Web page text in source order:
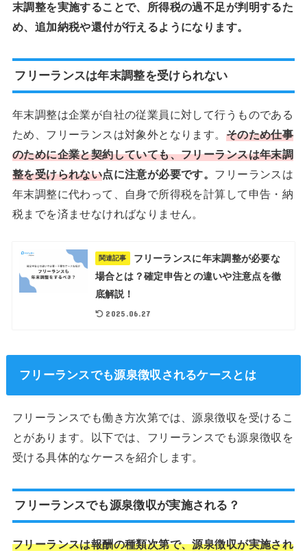
末調整を実施することで、所得税の過不足が判明するた
め、追加納税や還付が行えるようになります。
フリーランスは年末調整を受けられない
年末調整は企業が自社の従業員に対して行うものである
ため、フリーランスは対象外となります。 そのため仕事
のために企業と契約していても、フリーランスは年末調
整を受けられない点に注意が必要です。 フリーランスは
年末調整に代わって、自身で所得税を計算して申告・納
税までを済ませなければなりません。
関連記事
フリーランスに年末調整が必要な
場合とは？確定申告との違いや注意点を徹
底解説！
2025.06.27
フリーランスでも源泉徴収されるケースとは
フリーランスでも働き方次第では、源泉徴収を受けるこ
とがあります。以下では、フリーランスでも源泉徴収を
受ける具体的なケースを紹介します。
フリーランスでも源泉徴収が実施される？
フリーランスは報酬の種類次第で、源泉徴収が実施され